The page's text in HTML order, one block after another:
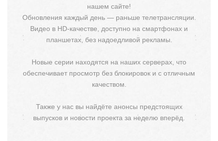
нашем сайте!
Обновления каждый день — раньше телетрансляции.
Видео в HD-качестве, доступно на смартфонах и
планшетах, без надоедливой рекламы.
Новые серии находятся на наших серверах, что
обеспечивает просмотр без блокировок и с отличным
качеством.
Также у нас вы найдёте анонсы предстоящих
выпусков и новости проекта за неделю вперёд.